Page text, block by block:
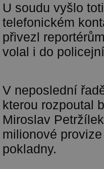
U soudu vyšlo
telefonickém
přivezl
volal i do
V neposlední
kterou rozpoutal
Miroslav
milionové
pokladny.